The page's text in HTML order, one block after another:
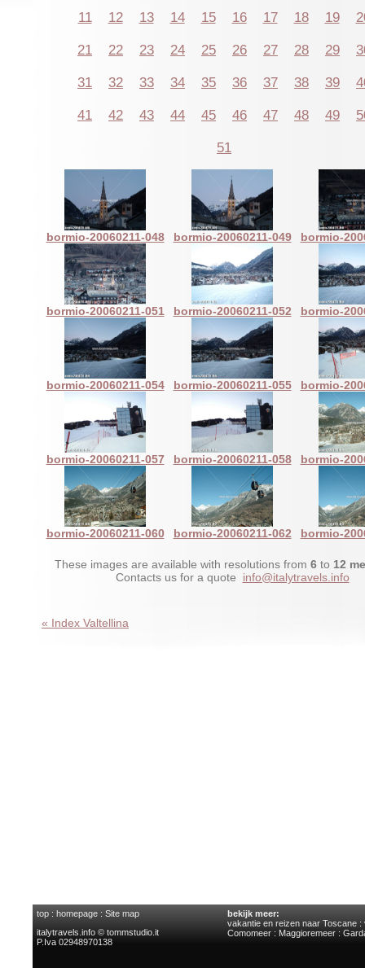
11 12 13 14 15 16 17 18 19
21 22 23 24 25 26 27 28 29
31 32 33 34 35 36 37 38 39
41 42 43 44 45 46 47 48 49
51
bormio-20060211-048 bormio-20060211-049 bormio-
bormio-20060211-051 bormio-20060211-052 bormio-
bormio-20060211-054 bormio-20060211-055 bormio-
bormio-20060211-057 bormio-20060211-058 bormio-
bormio-20060211-060 bormio-20060211-062 bormio-
These images are available with resolutions from 6 to 12
Contacts us for a quote info@italytravels.info
« Index Valtellina
top : homepage : Site map
italytravels.info © tommstudio.it
P.Iva 02948970138
bekijk meer:
vakantie en reizen naar Toscane :
Comomeer : Maggioremeer :